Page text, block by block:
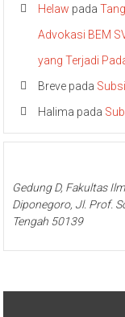
Helaw pada
Advokasi BEM
yang Terjadi
Breve pada
Halima pada
Gedung D, Fakultas
Diponegoro, Jl. Prof.
Tengah 50139